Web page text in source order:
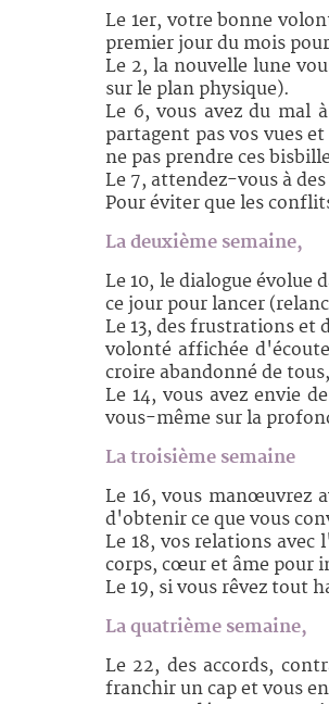
Le 1er, votre bonne
premier jour du mois
Le 2, la nouvelle lune
sur le plan physique).
Le 6, vous avez du mal
partagent pas vos vues
ne pas prendre ces
Le 7, attendez-vous à
Pour éviter que les
La deuxième semaine,
Le 10, le dialogue
ce jour pour lancer
Le 13, des frustrations et
volonté affichée
croire abandonné de
Le 14, vous avez envie
vous-même sur la
La troisième semaine
Le 16, vous manœuvrez
d'obtenir ce que vous
Le 18, vos relations
corps, cœur et âme pour
Le 19, si vous rêvez tout
La quatrième semaine,
Le 22, des accords,
franchir un cap et vous